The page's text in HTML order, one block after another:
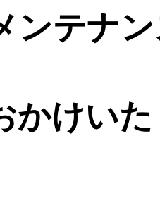
ンテナ
かけい